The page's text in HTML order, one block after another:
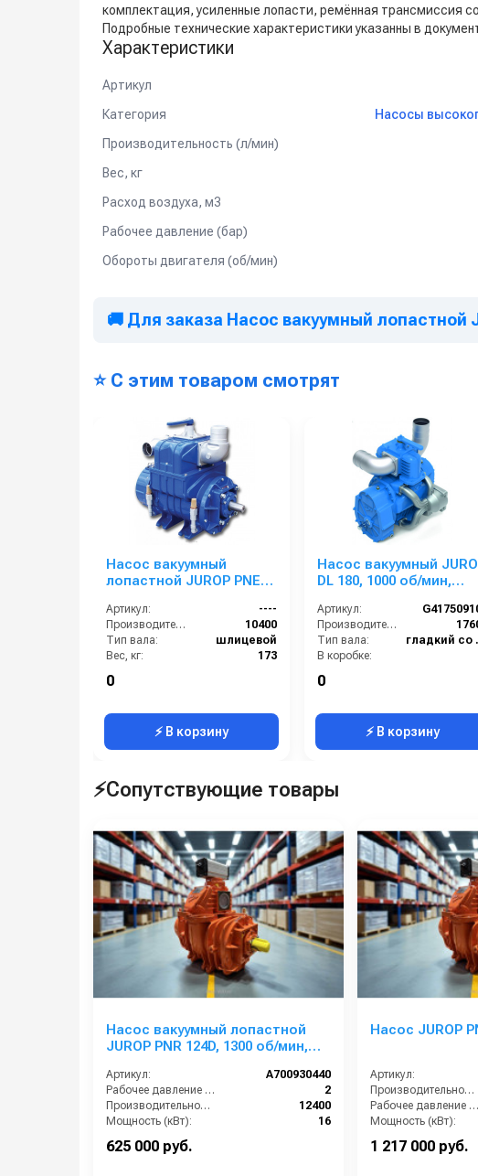
комплектация, усиленные лопасти, ремённая трансмиссия
Подробные технические характеристики указанны в
Характеристики
Артикул
Категория
Насосы
Производительность (л/мин)
Вес, кг
Расход воздуха, м3
Рабочее давление (бар)
Обороты двигателя (об/мин)
🚚 Для заказа Насос вакуумный лопастной
⭐ С этим товаром смотрят
Насос вакуумный
лопастной JUROP PNE
левое вращение, руч. 4-
х. клапан
Артикул:
----
Производительность (л/мин):
10400
Тип вала:
шлицевой
Вес, кг:
173
0
⚡ В корзину
Насос вакуумный
DL 180, 1000 об/мин,
ручной клапан,
вал
Артикул:
Производительность (л/мин):
Тип вала:
В коробке:
0
⚡ В корзину
⚡Сопутствующие товары
Насос вакуумный лопастной
JUROP PNR 124D, 1300 об/мин,
Артикул:
A700930440
Рабочее давление (бар):
2
Производительность (л/мин):
12400
Мощность (кВт):
16
625 000 руб.
Насос JUROP
Артикул:
Производительность (л/мин):
Рабочее давление (бар):
Мощность (кВт):
1 217 000 руб.